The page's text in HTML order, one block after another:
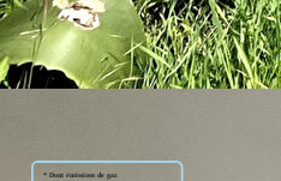
contacter